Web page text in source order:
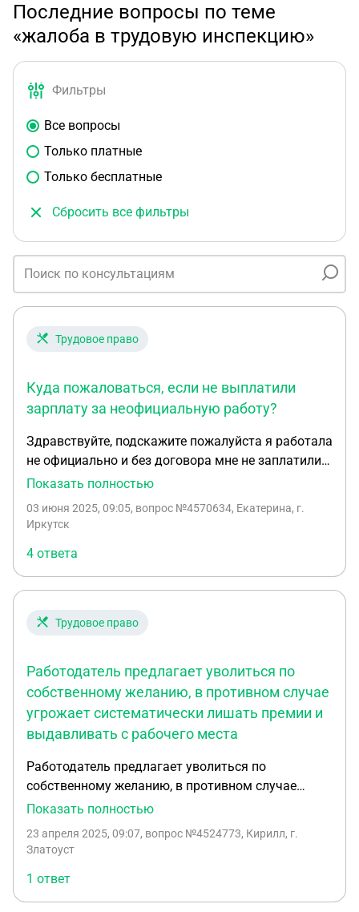
Последние вопросы по теме
«жалоба в трудовую инспекцию»
Фильтры
Все вопросы
Только платные
Только бесплатные
Сбросить все фильтры
Трудовое право
Куда пожаловаться, если не выплатили
зарплату за неофициальную работу?
Здравствуйте, подскажите пожалуйста я работала
не официально и без договора мне не заплатили
зарплату за те дни которые я отработала и потом
чтобы мне отдали деньги
Показать полностью
03 июня 2025, 09:05, вопрос №4570634, Екатерина, г.
Иркутск
4 ответа
Трудовое право
Работодатель предлагает уволиться по
собственному желанию, в противном случае
угрожает систематически лишать премии и
выдавливать с рабочего места
Работодатель предлагает уволиться по
собственному желанию, в противном случае
угрожает систематически лишать премии и
сокращении нет. Аудиозапись с угрозами
соглашению сторон с гарантией выплат. Была
подана жалоба в трудовую инспекцию и отдел
Показать полностью
23 апреля 2025, 09:07, вопрос №4524773, Кирилл, г.
Златоуст
1 ответ